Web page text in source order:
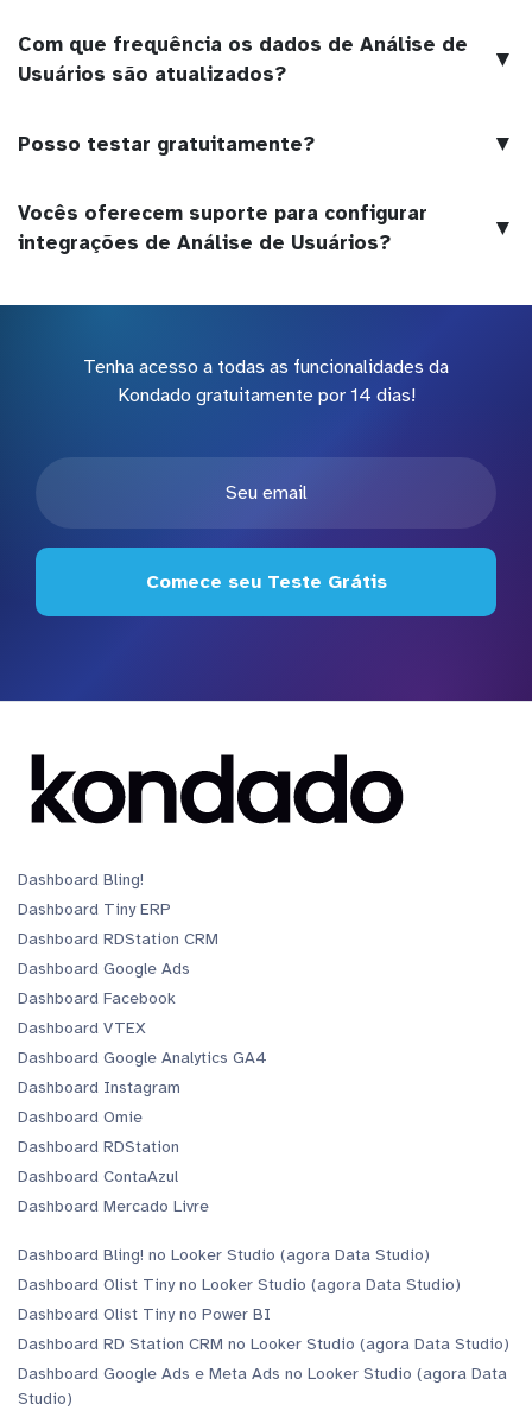
Com que frequência os dados de Análise de
Usuários são atualizados?
▼
Posso testar gratuitamente? ▼
Vocês oferecem suporte para configurar
integrações de Análise de Usuários?
▼
Tenha acesso a todas as funcionalidades da
Kondado gratuitamente por 14 dias!
Comece seu Teste Grátis
Dashboard Bling!
Dashboard Tiny ERP
Dashboard RDStation CRM
Dashboard Google Ads
Dashboard Facebook
Dashboard VTEX
Dashboard Google Analytics GA4
Dashboard Instagram
Dashboard Omie
Dashboard RDStation
Dashboard ContaAzul
Dashboard Mercado Livre
Dashboard Bling! no Looker Studio (agora Data Studio)
Dashboard Olist Tiny no Looker Studio (agora Data Studio)
Dashboard Olist Tiny no Power BI
Dashboard RD Station CRM no Looker Studio (agora Data Studio)
Dashboard Google Ads e Meta Ads no Looker Studio (agora Data
Studio)